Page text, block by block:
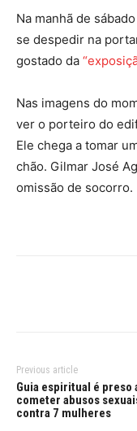
Na manhã de
se despedir na
gostado da
Nas imagens do
ver o porteiro do
Ele chega a tomar
chão. Gilmar José
omissão de socorro.
Previous article
Guia espiritual é preso
cometer abusos
contra 7 mulheres